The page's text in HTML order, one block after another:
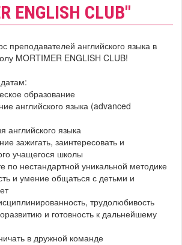
ENGLISH CLUB"
преподавателей английского языка в
MORTIMER ENGLISH CLUB!
образование
английского языка (advanced
английского языка
зажигать, заинтересовать и
учащегося школы
по нестандартной уникальной методике
и умение общаться с детьми и
трудолюбивость
и готовность к дальнейшему
в дружной команде